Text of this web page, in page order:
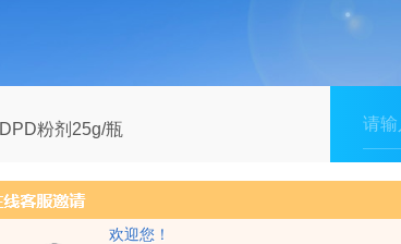
欢迎您！
DPD粉剂25g/瓶